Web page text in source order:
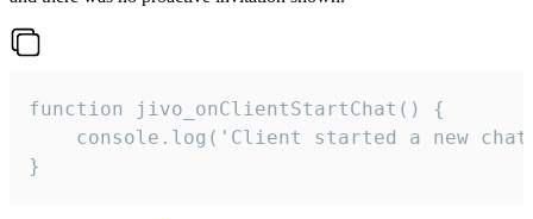
function jivo_onClientStartChat() {
console.log('Client started a new
}